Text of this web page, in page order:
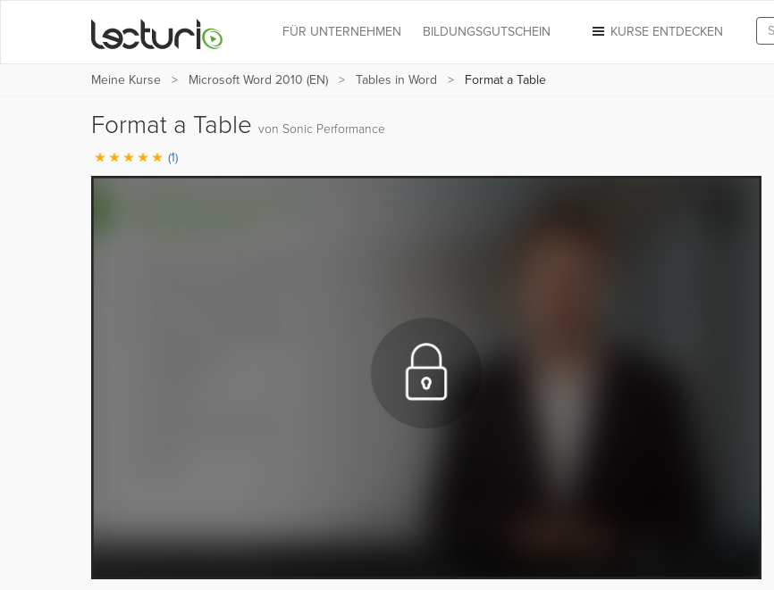
KURSE ENTDECKEN
FÜR UNTERNEHMEN BILDUNGSGUTSCHEIN
Meine Kurse Microsoft Word 2010 (EN) Tables in Word Format a Table
Format a Table von Sonic Performance
(1)